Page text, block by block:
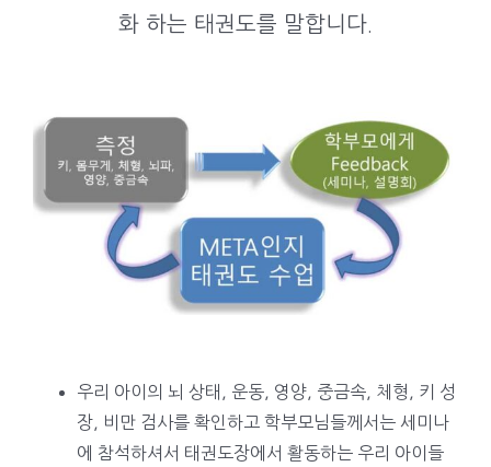
화 하는 태권도를 말합니다.
우리 아이의 뇌 상태, 운동, 영양, 중금속, 체형, 키 성
장, 비만 검사를 확인하고 학부모님들께서는 세미나
에 참석하셔서 태권도장에서 활동하는 우리 아이들